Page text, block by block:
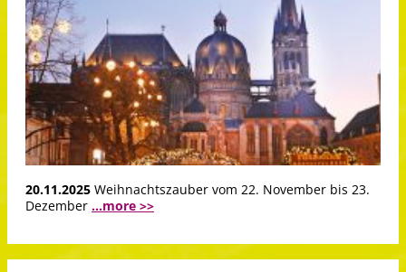
20.11.2025 Weihnachtszauber vom 22. November bis 23.
Dezember ...more >>